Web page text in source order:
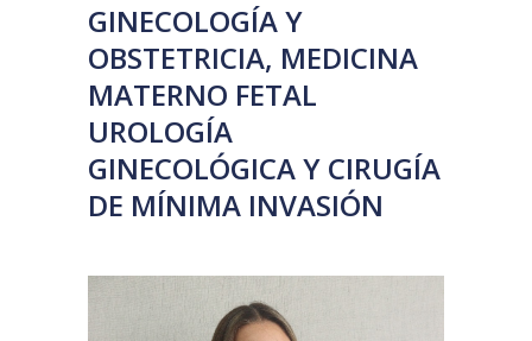
GINECOLOGÍA Y
OBSTETRICIA, MEDICINA
MATERNO FETAL
UROLOGÍA
GINECOLÓGICA Y CIRUGÍA
DE MÍNIMA INVASIÓN